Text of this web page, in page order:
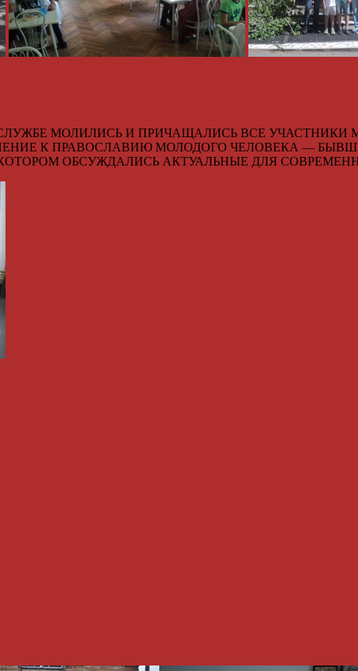
МОЛИЛИСЬ И ПРИЧАЩАЛИСЬ ВСЕ УЧАСТНИКИ
К ПРАВОСЛАВИЮ МОЛОДОГО ЧЕЛОВЕКА —
ОБСУЖДАЛИСЬ АКТУАЛЬНЫЕ ДЛЯ